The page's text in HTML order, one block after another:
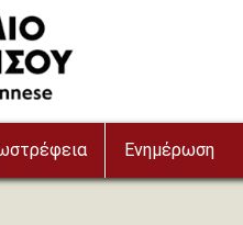
Ενημέρωση